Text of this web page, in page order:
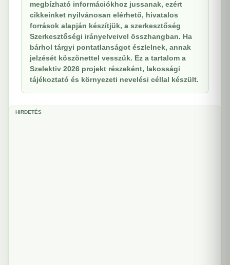
megbízható információkhoz jussanak, ezért
cikkeinket nyilvánosan elérhető, hivatalos
források alapján készítjük, a szerkesztőség
Szerkesztőségi irányelveivel összhangban. Ha
bárhol tárgyi pontatlanságot észlelnek, annak
jelzését köszönettel vesszük. Ez a tartalom a
Szelektiv 2026 projekt részeként, lakossági
tájékoztató és környezeti nevelési céllal készült.
HIRDETÉS